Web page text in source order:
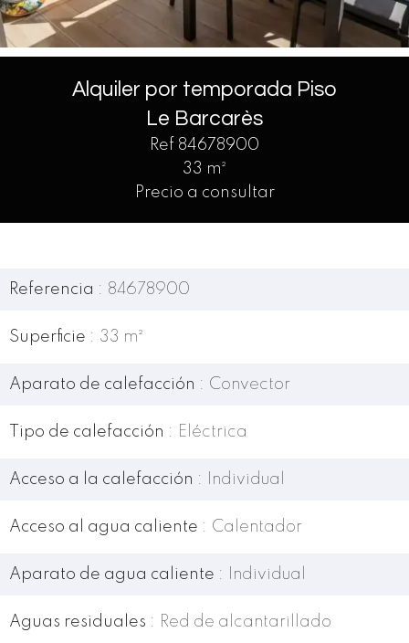
Alquiler por temporada Piso
Le Barcarès
Ref 84678900
33 m²
Precio a consultar
Referencia 84678900
Superficie 33 m²
Aparato de calefacción Convector
Tipo de calefacción Eléctrica
Acceso a la calefacción Individual
Acceso al agua caliente Calentador
Aparato de agua caliente Individual
Aguas residuales Red de alcantarillado